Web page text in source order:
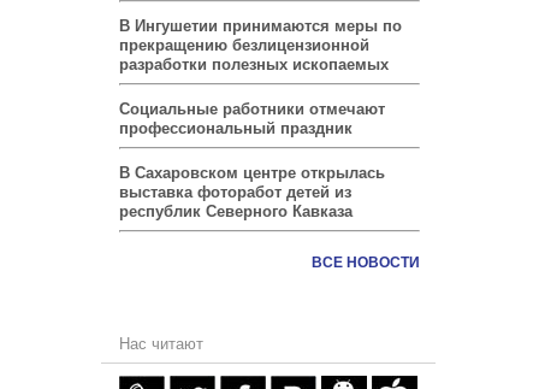
В Ингушетии принимаются меры по
прекращению безлицензионной
разработки полезных ископаемых
Социальные работники отмечают
профессиональный праздник
В Сахаровском центре открылась
выставка фоторабот детей из
республик Северного Кавказа
ВСЕ НОВОСТИ
Нас читают